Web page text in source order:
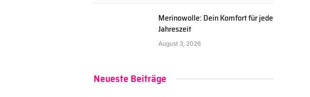
Merinowolle: Dein Komfort für jede
Jahreszeit
August 3, 2026
Neueste Beiträge